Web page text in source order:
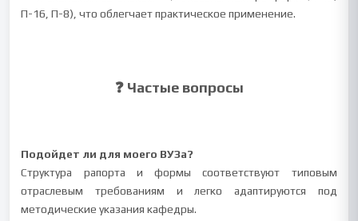
П-16, П-8), что облегчает практическое применение.
❓ Частые вопросы
Подойдет ли для моего ВУЗа?
Структура рапорта и формы соответствуют типовым
отраслевым требованиям и легко адаптируются под
методические указания кафедры.